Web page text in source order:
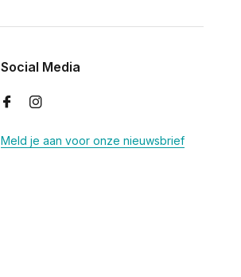
Social Media
Meld je aan voor onze nieuwsbrief